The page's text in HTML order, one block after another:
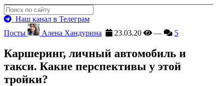
Наш канал в Телеграм
Посты
Алена Хандурина 23.03.20 — 5
Каршеринг, личный автомобиль и
такси. Какие перспективы у этой
тройки?